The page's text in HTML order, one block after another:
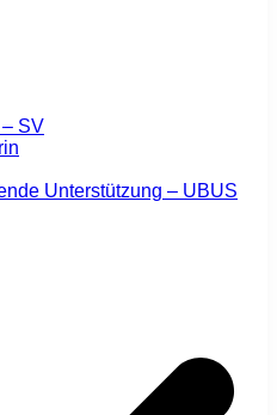
SV
Unterstützung – UBUS